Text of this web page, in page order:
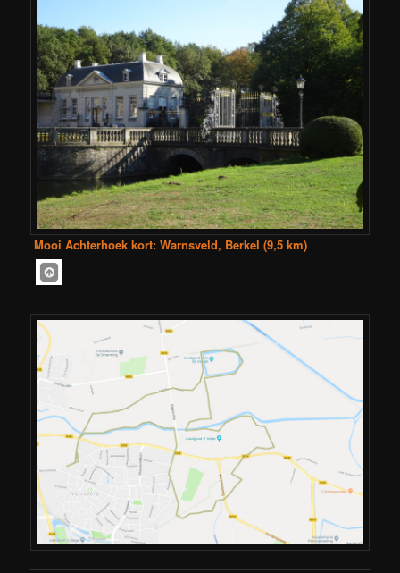
Mooi Achterhoek kort: Warnsveld, Berkel (9,5 km)